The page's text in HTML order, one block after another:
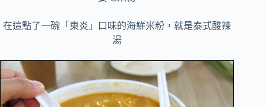
在這點了一碗「東炎」口味的海鮮米粉，就是泰式酸辣
湯